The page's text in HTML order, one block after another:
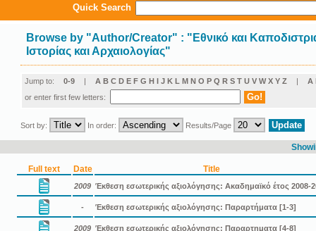
Quick Search
Browse by "Author/Creator" : "Εθνικό και
Ιστορίας και Αρχαιολογίας"
Jump to: 0-9 | A B C D E F G H I J K L M N O P Q R S T U V W X Y Z | Α
or enter first few letters:
Sort by: In order: Results/Page
Full text Date Title
2009 Έκθεση εσωτερικής αξιολόγησης: Ακαδημαϊκό έτος 2008-
- Έκθεση εσωτερικής αξιολόγησης: Παραρτήματα [1-3]
2009 Έκθεση εσωτερικής αξιολόγησης: Παραρτηματα [4-8]